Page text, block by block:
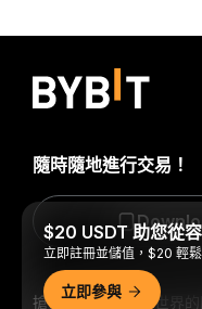
搶先掌握加密貨幣世界
隨時隨地進行交易！
$20 USDT 助您從
立即註冊並儲值，$20 輕
立即參與